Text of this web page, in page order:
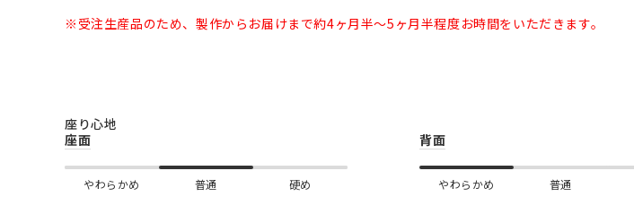
※受注生産品のため、製作からお届けまで約4ヶ月半～5ヶ月半程度お時間をいただきます。
座り心地
座面
やわらかめ 普通 硬め
背面
やわらかめ 普通